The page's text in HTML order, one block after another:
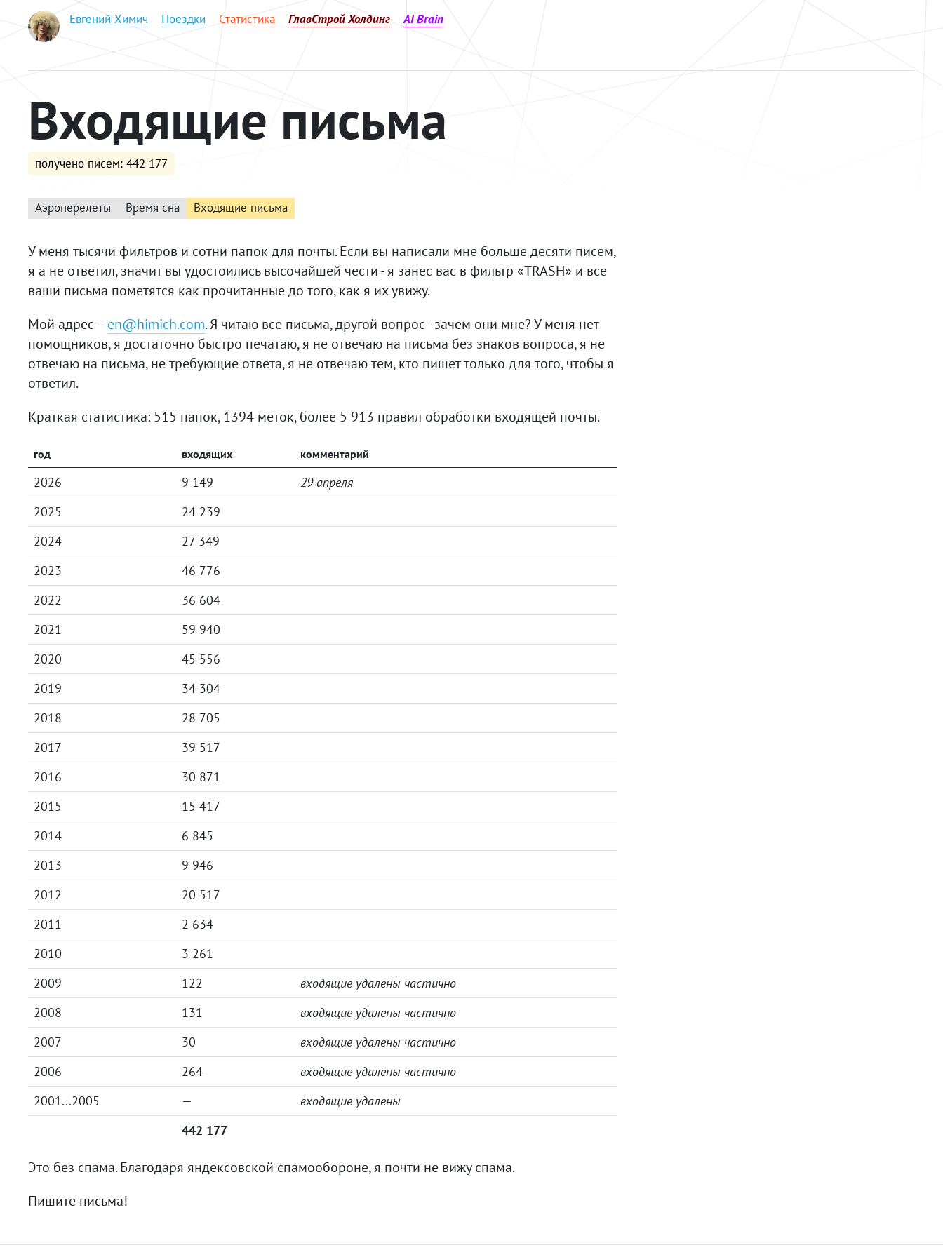
Евгений Химич Поездки Статистика ГлавСтрой Холдинг AI Brain
Входящие письма
получено писем: 442 177
Аэроперелеты Время сна Входящие письма
У меня тысячи фильтров и сотни папок для почты. Если вы написали мне больше десяти писем,
я а не ответил, значит вы удостоились высочайшей чести - я занес вас в фильтр «TRASH» и все
ваши письма пометятся как прочитанные до того, как я их увижу.
Мой адрес – en@himich.com. Я читаю все письма, другой вопрос - зачем они мне? У меня нет
помощников, я достаточно быстро печатаю, я не отвечаю на письма без знаков вопроса, я не
отвечаю на письма, не требующие ответа, я не отвечаю тем, кто пишет только для того, чтобы я
ответил.
Краткая статистика: 515 папок, 1394 меток, более 5 913 правил обработки входящей почты.
год входящих комментарий
2026 9 149
29 апреля
2025
24 239
2024
27 349
2023
46 776
2022
36 604
2021
59 940
2020
45 556
2019
34 304
2018
28 705
2017
39 517
2016
30 871
2015
15 417
2014
6 845
2013
9 946
2012
20 517
2011
2 634
2010
3 261
2009
122
входящие удалены частично
2008
131
входящие удалены частично
2007
30
входящие удалены частично
2006
264
входящие удалены частично
2001...2005
—
входящие удалены
442 177
Это без спама. Благодаря яндексовской спамообороне, я почти не вижу спама.
Пишите письма!